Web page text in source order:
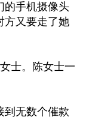
的手机摄像头
方又要走了她
士。陈女士一
到无数个催款